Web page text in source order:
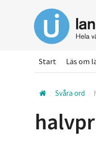
huvudinnehållet
Start Läs om
Svåra ord